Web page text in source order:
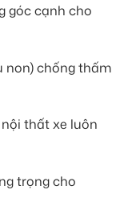
góc cạnh cho
non) chống thấm
thất xe luôn
trọng cho